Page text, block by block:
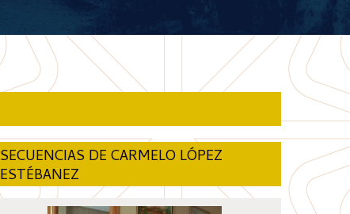
SECUENCIAS DE CARMELO LÓPEZ
ESTÉBANEZ